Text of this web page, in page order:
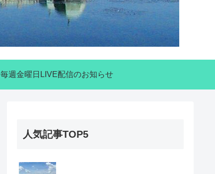
毎週金曜日LIVE配信のお知らせ
人気記事TOP5